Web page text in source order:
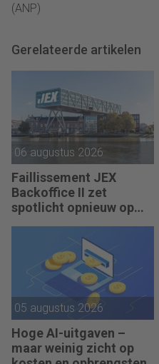
(ANP)
Gerelateerde artikelen
06 augustus 2026
Faillissement JEX
Backoffice II zet
spotlicht opnieuw op
JEX
05 augustus 2026
Hoge AI-uitgaven –
maar weinig zicht op